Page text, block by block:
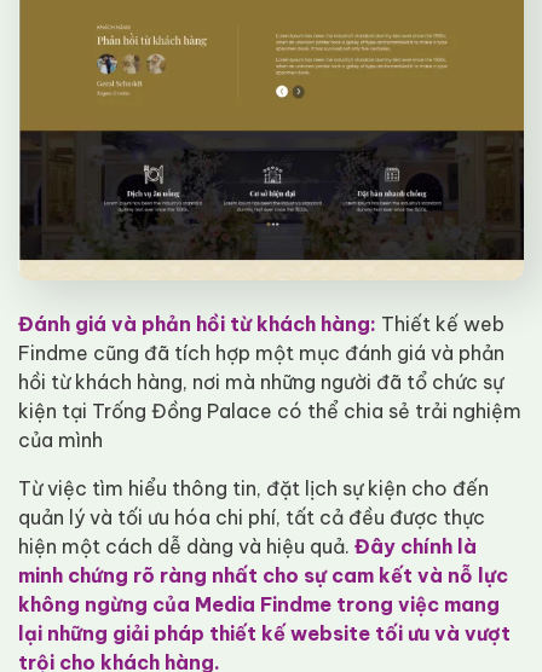
Đánh giá và phản hồi từ khách hàng: Thiết kế web
Findme cũng đã tích hợp một mục đánh giá và phản
hồi từ khách hàng, nơi mà những người đã tổ chức sự
kiện tại Trống Đồng Palace có thể chia sẻ trải nghiệm
của mình
Từ việc tìm hiểu thông tin, đặt lịch sự kiện cho đến
quản lý và tối ưu hóa chi phí, tất cả đều được thực
hiện một cách dễ dàng và hiệu quả. Đây chính là
minh chứng rõ ràng nhất cho sự cam kết và nỗ lực
không ngừng của Media Findme trong việc mang
lại những giải pháp thiết kế website tối ưu và vượt
trội cho khách hàng.